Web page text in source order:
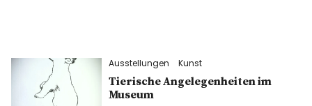
Ausstellungen Kunst
Tierische Angelegenheiten im
Museum